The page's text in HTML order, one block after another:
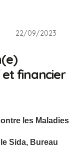
22/09/2023
financier
les Maladies
Sida, Bureau